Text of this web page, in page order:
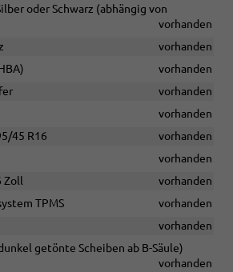
oder Schwarz (abhängig von
vorhanden
vorhanden
vorhanden
vorhanden
vorhanden
45 R16
vorhanden
vorhanden
Zoll
vorhanden
TPMS
vorhanden
vorhanden
getönte Scheiben ab B-Säule)
vorhanden